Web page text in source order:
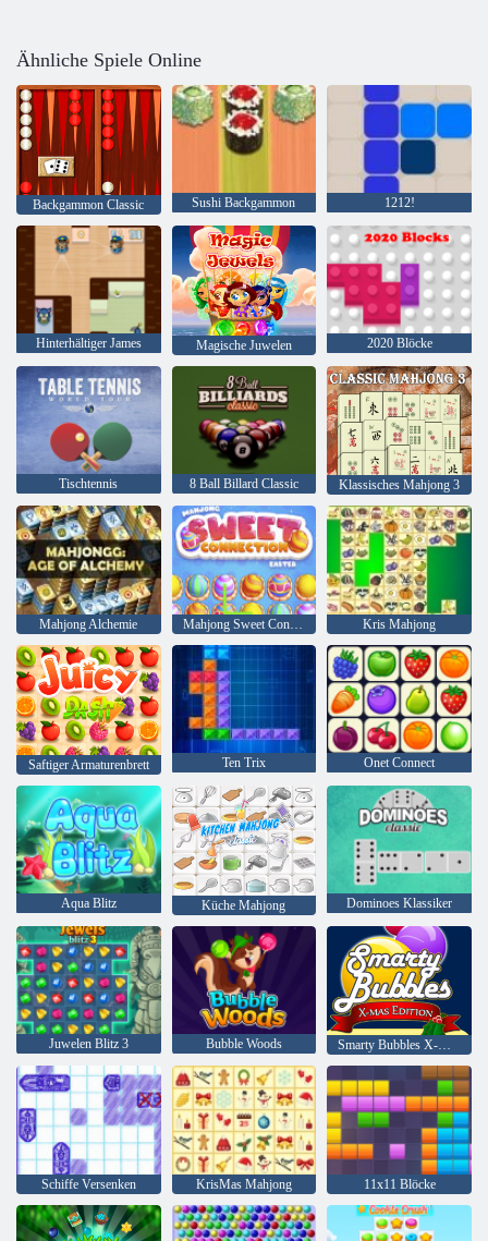
Ähnliche Spiele Online
Backgammon Classic Sushi Backgammon 1212!
Hinterhältiger James Magische Juwelen 2020 Blöcke
Tischtennis 8 Ball Billard Classic Klassisches Mahjong 3
Mahjong Alchemie Mahjong Sweet Connection Ostern Kris Mahjong
Saftiger Armaturenbrett Ten Trix Onet Connect
Aqua Blitz Küche Mahjong Dominoes Klassiker
Juwelen Blitz 3 Bubble Woods Smarty Bubbles X-Mas
Schiffe Versenken KrisMas Mahjong 11x11 Blöcke